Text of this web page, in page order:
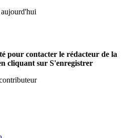
pour contacter le rédacteur de la
cliquant sur S'enregistrer